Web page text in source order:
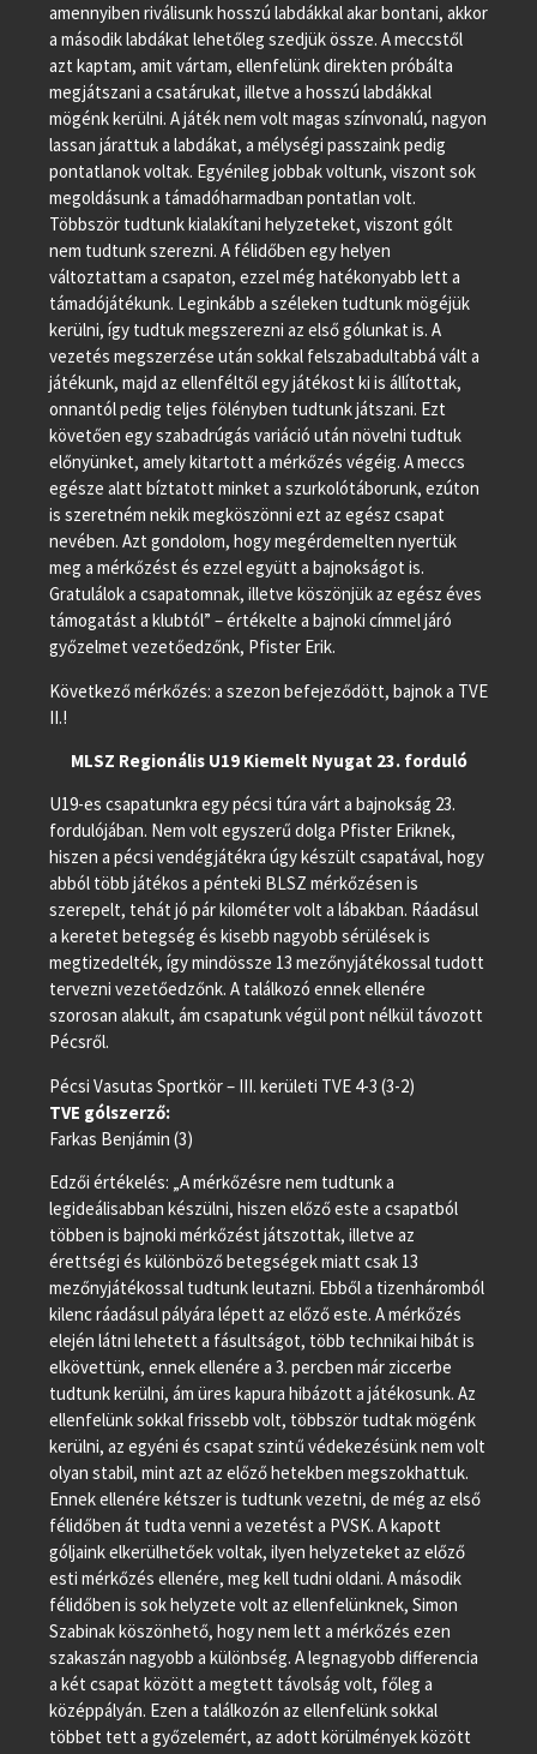
amennyiben riválisunk hosszú labdákkal akar bontani, akkor
a második labdákat lehetőleg szedjük össze. A meccstől
azt kaptam, amit vártam, ellenfelünk direkten próbálta
megjátszani a csatárukat, illetve a hosszú labdákkal
mögénk kerülni. A játék nem volt magas színvonalú, nagyon
lassan járattuk a labdákat, a mélységi passzaink pedig
pontatlanok voltak. Egyénileg jobbak voltunk, viszont sok
megoldásunk a támadóharmadban pontatlan volt.
Többször tudtunk kialakítani helyzeteket, viszont gólt
nem tudtunk szerezni. A félidőben egy helyen
változtattam a csapaton, ezzel még hatékonyabb lett a
támadójátékunk. Leginkább a széleken tudtunk mögéjük
kerülni, így tudtuk megszerezni az első gólunkat is. A
vezetés megszerzése után sokkal felszabadultabbá vált a
játékunk, majd az ellenféltől egy játékost ki is állítottak,
onnantól pedig teljes fölényben tudtunk játszani. Ezt
követően egy szabadrúgás variáció után növelni tudtuk
előnyünket, amely kitartott a mérkőzés végéig. A meccs
egésze alatt bíztatott minket a szurkolótáborunk, ezúton
is szeretném nekik megköszönni ezt az egész csapat
nevében. Azt gondolom, hogy megérdemelten nyertük
meg a mérkőzést és ezzel együtt a bajnokságot is.
Gratulálok a csapatomnak, illetve köszönjük az egész éves
támogatást a klubtól” – értékelte a bajnoki címmel járó
győzelmet vezetőedzőnk, Pfister Erik.
Következő mérkőzés: a szezon befejeződött, bajnok a TVE
II.!
MLSZ Regionális U19 Kiemelt Nyugat 23. forduló
U19-es csapatunkra egy pécsi túra várt a bajnokság 23.
fordulójában. Nem volt egyszerű dolga Pfister Eriknek,
hiszen a pécsi vendégjátékra úgy készült csapatával, hogy
abból több játékos a pénteki BLSZ mérkőzésen is
szerepelt, tehát jó pár kilométer volt a lábakban. Ráadásul
a keretet betegség és kisebb nagyobb sérülések is
megtizedelték, így mindössze 13 mezőnyjátékossal tudott
tervezni vezetőedzőnk. A találkozó ennek ellenére
szorosan alakult, ám csapatunk végül pont nélkül távozott
Pécsről.
Pécsi Vasutas Sportkör – III. kerületi TVE 4-3 (3-2)
TVE gólszerző:
Farkas Benjámin (3)
Edzői értékelés: „A mérkőzésre nem tudtunk a
legideálisabban készülni, hiszen előző este a csapatból
többen is bajnoki mérkőzést játszottak, illetve az
érettségi és különböző betegségek miatt csak 13
mezőnyjátékossal tudtunk leutazni. Ebből a tizenháromból
kilenc ráadásul pályára lépett az előző este. A mérkőzés
elején látni lehetett a fásultságot, több technikai hibát is
elkövettünk, ennek ellenére a 3. percben már ziccerbe
tudtunk kerülni, ám üres kapura hibázott a játékosunk. Az
ellenfelünk sokkal frissebb volt, többször tudtak mögénk
kerülni, az egyéni és csapat szintű védekezésünk nem volt
olyan stabil, mint azt az előző hetekben megszokhattuk.
Ennek ellenére kétszer is tudtunk vezetni, de még az első
félidőben át tudta venni a vezetést a PVSK. A kapott
góljaink elkerülhetőek voltak, ilyen helyzeteket az előző
esti mérkőzés ellenére, meg kell tudni oldani. A második
félidőben is sok helyzete volt az ellenfelünknek, Simon
Szabinak köszönhető, hogy nem lett a mérkőzés ezen
szakaszán nagyobb a különbség. A legnagyobb differencia
a két csapat között a megtett távolság volt, főleg a
középpályán. Ezen a találkozón az ellenfelünk sokkal
többet tett a győzelemért, az adott körülmények között